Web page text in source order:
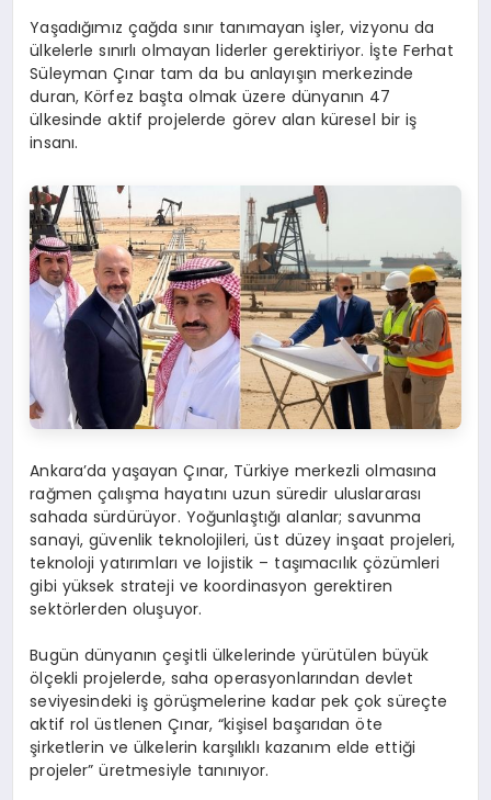
Yaşadığımız çağda sınır tanımayan işler, vizyonu da
ülkelerle sınırlı olmayan liderler gerektiriyor. İşte Ferhat
Süleyman Çınar tam da bu anlayışın merkezinde
duran, Körfez başta olmak üzere dünyanın 47
ülkesinde aktif projelerde görev alan küresel bir iş
insanı.
Ankara’da yaşayan Çınar, Türkiye merkezli olmasına
rağmen çalışma hayatını uzun süredir uluslararası
sahada sürdürüyor. Yoğunlaştığı alanlar; savunma
sanayi, güvenlik teknolojileri, üst düzey inşaat projeleri,
teknoloji yatırımları ve lojistik – taşımacılık çözümleri
gibi yüksek strateji ve koordinasyon gerektiren
sektörlerden oluşuyor.
Bugün dünyanın çeşitli ülkelerinde yürütülen büyük
ölçekli projelerde, saha operasyonlarından devlet
seviyesindeki iş görüşmelerine kadar pek çok süreçte
aktif rol üstlenen Çınar, “kişisel başarıdan öte
şirketlerin ve ülkelerin karşılıklı kazanım elde ettiği
projeler” üretmesiyle tanınıyor.